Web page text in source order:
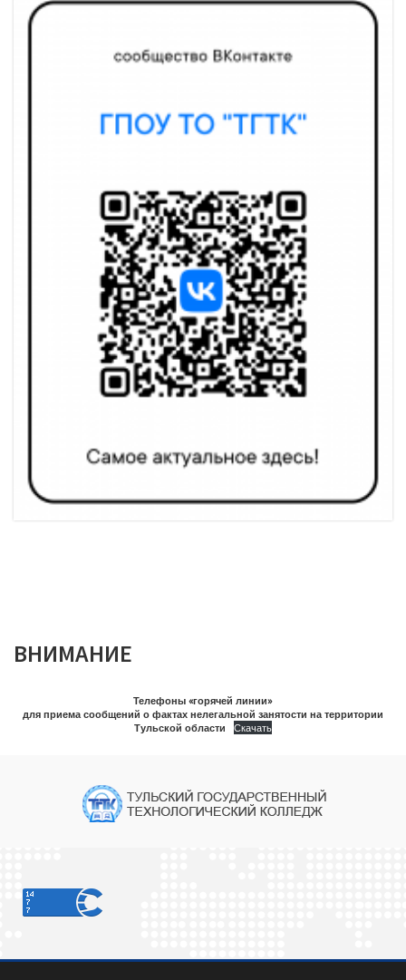
ВНИМАНИЕ
Телефоны «горячей линии»
для приема сообщений о фактах нелегальной занятости на территории
Тульской области
Скачать